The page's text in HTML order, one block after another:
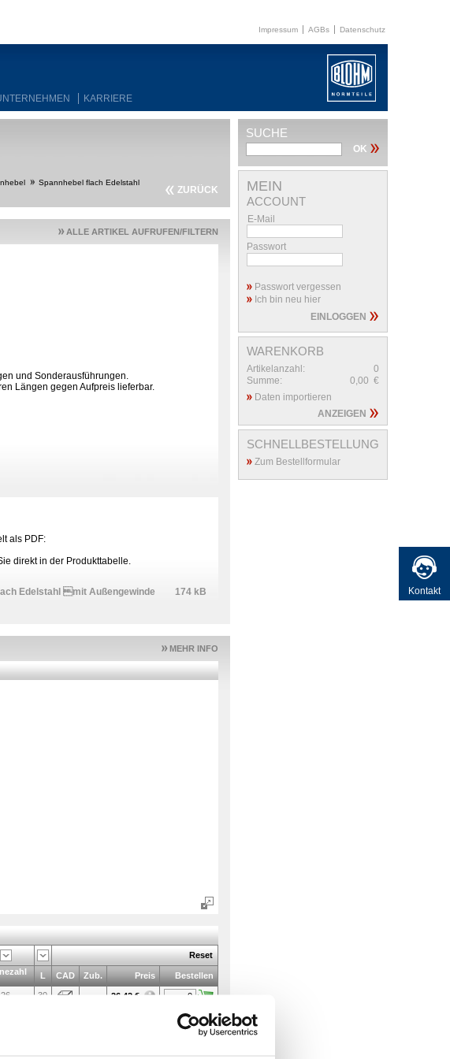
Kontakt
Impressum AGBs Datenschutz
KARRIERE
ZURÜCK
Spannhebel flach Edelstahl
ALLE ARTIKEL AUFRUFEN/FILTERN
und Sonderausführungen.
Längen gegen Aufpreis lieferbar.
als PDF:
direkt in der Produkttabelle.
Edelstahl mit Außengewinde 174 kB
MEHR INFO
Reset
L CAD Zub. Preis Bestellen
26 30 26,42€
SUCHE
MEIN
ACCOUNT
E-Mail
Passwort
Passwort vergessen
Ich bin neu hier
WARENKORB
Artikelanzahl:
0
Summe:
0,00 €
Daten importieren
ANZEIGEN
SCHNELLBESTELLUNG
Zum Bestellformular